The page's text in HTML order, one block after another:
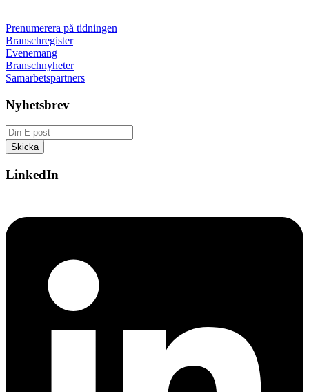
Prenumerera på tidningen
Branschregister
Evenemang
Branschnyheter
Samarbetspartners
Nyhetsbrev
LinkedIn